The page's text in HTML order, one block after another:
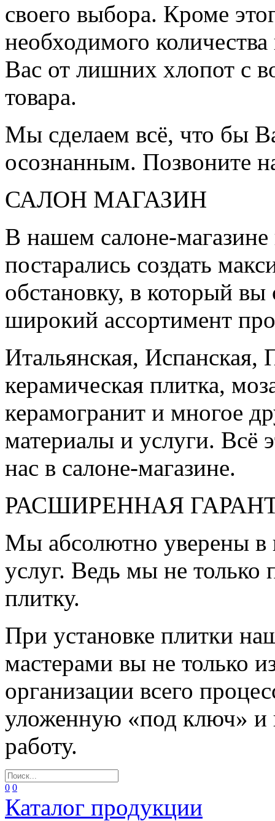
своего выбора. Кроме
необходимого
Вас от лишних хлопот с
товара.
Мы сделаем всё, что бы
осознанным. Позвоните
САЛОН МАГАЗИН
В нашем салоне-
постарались создать
обстановку, в который
широкий ассортимент
Итальянская, Испанская,
керамическая плитка,
керамогранит и многое
материалы и услуги. Всё
нас в салоне-магазине.
РАСШИРЕННАЯ
Мы абсолютно уверены в
услуг. Ведь мы не
плитку.
При установке плитки
мастерами вы не только
организации всего
уложенную «под ключ» и
работу.
0 0
Каталог продукции